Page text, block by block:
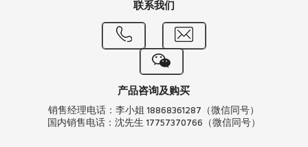
联系我们
产品咨询及购买
销售经理电话：李小姐 18868361287（微信同号）
国内销售电话：沈先生 17757370766（微信同号）